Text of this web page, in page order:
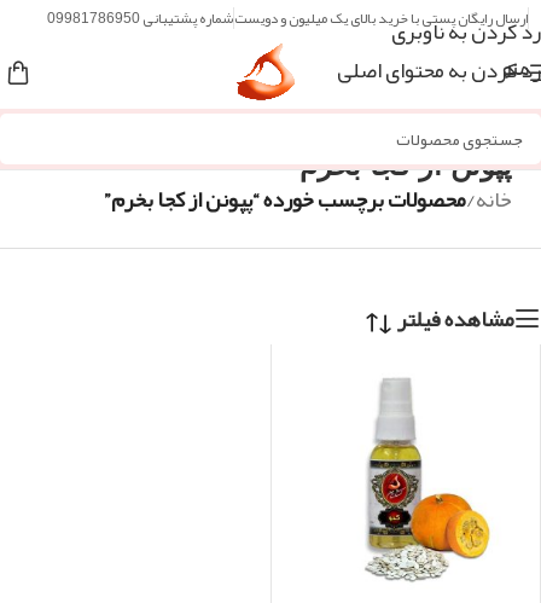
رد کردن به ناوبری
رد کردن به محتوای اصلی
ارسال رایگان پستی با خرید بالای یک میلیون و دویستشماره پشتیبانی 09981786950
منو
پپونن از کجا بخرم
خانه/محصولات برچسب خورده “پپونن از کجا بخرم”
مشاهده فیلتر